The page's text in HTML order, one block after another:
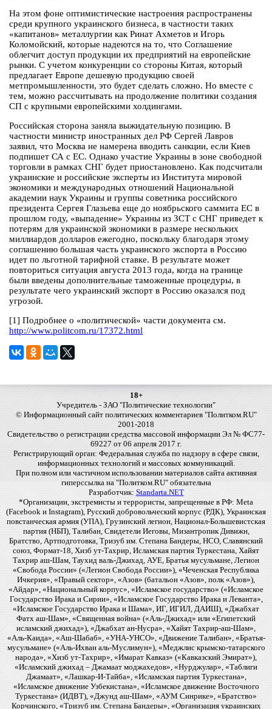
На этом фоне оптимистические настроения распространены
среди крупного украинского бизнеса, в частности таких
«капитанов» металлургии как Ринат Ахметов и Игорь
Коломойский, которые надеются на то, что Соглашение
облегчит доступ продукции их предприятий на европейские
рынки. С учетом конкуренции со стороны Китая, который
предлагает Европе дешевую продукцию своей
метпромышленности, это будет сделать сложно. Но вместе с
тем, можно рассчитывать на продолжение политики создания
СП с крупными европейскими холдингами.
Российская сторона заняла выжидательную позицию. В
частности министр иностранных дел РФ Сергей Лавров
заявил, что Москва не намерена вводить санкции, если Киев
подпишет СА с ЕС. Однако участие Украины в зоне свободной
торговли в рамках СНГ будет приостановлено. Как подсчитали
украинские и российские эксперты из Института мировой
экономики и международных отношений Национальной
академии наук Украины и группы советника российского
президента Сергея Глазьева еще до ноябрьского саммита ЕС в
прошлом году, «выпадение» Украины из ЗСТ с СНГ приведет к
потерям для украинской экономики в размере нескольких
миллиардов долларов ежегодно, поскольку благодаря этому
соглашению большая часть украинского экспорта в Россию
идет по льготной тарифной ставке. В результате может
повториться ситуация августа 2013 года, когда на границе
были введены дополнительные таможенные процедуры, в
результате чего украинский экспорт в Россию оказался под
угрозой.
[1] Подробнее о «политической» части документа см.
http://www.politcom.ru/17372.html
18+
Учредитель - ЗАО "Политические технологии"
© Информационный сайт политических комментариев "Политком.RU"
2001-2018
Свидетельство о регистрации средства массовой информации Эл № ФС77-
69227 от 06 апреля 2017 г.
Регистрирующий орган: Федеральная служба по надзору в сфере связи,
информационных технологий и массовых коммуникаций.
При полном или частичном использовании материалов сайта активная
гиперссылка на "Политком.RU" обязательна
Разработчик: Standarta.NET
*Организации, экстремисты и террористы, запрещенные в РФ: Meta
(Facebook и Instagram), Русский добровольческий корпус (РДК), Украинская
повстанческая армия (УПА), Грузинский легион, Национал-Большевистская
партия (НБП), Талибан, Свидетели Иеговы, Мизантропик Дивижн,
Братство, Артподготовка, Тризуб им. Степана Бандеры, НСО, Славянский
союз, Формат-18, Хизб ут-Тахрир, Исламская партия Туркестана, Хайят
Тахрир аш-Шам, Таухид валь-Джихад, АУЕ, Братья мусульмане, Легион
«Свобода России» («Легион Свобода России»), «Чеченская Республика
Ичкерия», «Правый сектор», «Азов» (батальон «Азов», полк «Азов»),
«Айдар», «Национальный корпус», «Исламское государство» («Исламское
Государство Ирака и Сирии», «Исламское Государство Ирака и Леванта»,
«Исламское Государство Ирака и Шама», ИГ, ИГИЛ, ДАИШ), «Джабхат
Фатх аш-Шам», «Священная война» («Аль-Джихад» или «Египетский
исламский джихад»), «Джабхат ан-Нусра», «Хайят Тахрир-аш-Шам»,
«Аль-Каида», «Аш-Шабаб», «УНА-УНСО», «Движение Талибан», «Братья-
мусульмане» («Аль-Ихван аль-Муслимун»), «Меджлис крымско-татарского
народа», «Хизб ут-Тахрир», «Имарат Кавказ» («Кавказский Эмират»),
«Исламский джихад – Джамаат моджахедов», «Нурджулар», «Таблиги
Джамаат», «Лашкар-И-Тайба», «Исламская партия Туркестана»,
«Исламское движение Узбекистана», «Исламское движение Восточного
Туркестана» (ИДВТ), «Джунд аш-Шам», «АУМ Синрике», «Братство»
Корчинского, «Тризуб им. Степана Бандеры», «Организация украинских